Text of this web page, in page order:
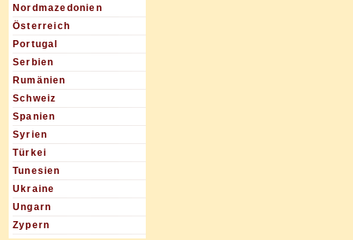
Nordmazedonien
Österreich
Portugal
Serbien
Rumänien
Schweiz
Spanien
Syrien
Türkei
Tunesien
Ukraine
Ungarn
Zypern